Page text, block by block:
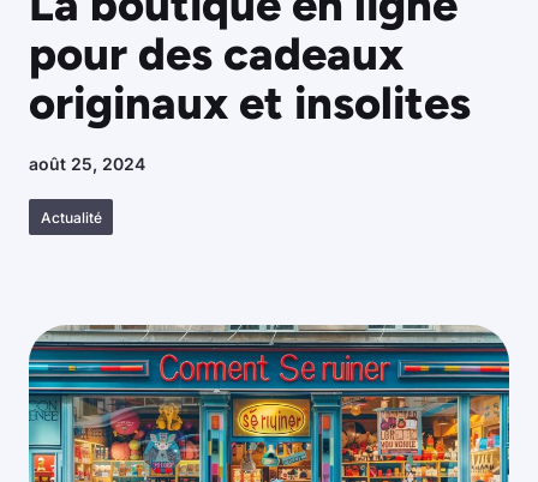
pour des cadeaux
originaux et insolites
août 25, 2024
Actualité